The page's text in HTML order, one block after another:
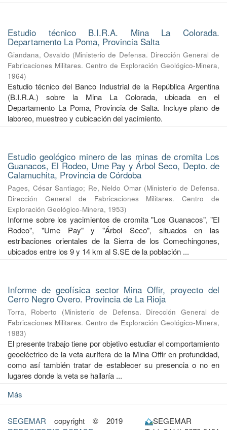
Estudio técnico B.I.R.A. Mina La Colorada.
Departamento La Poma, Provincia Salta
Giandana, Osvaldo (Ministerio de Defensa. Dirección General de
Fabricaciones Militares. Centro de Exploración Geológico-Minera,
1964)
Estudio técnico del Banco Industrial de la República Argentina
(B.I.R.A.) sobre la Mina La Colorada, ubicada en el
Departamento La Poma, Provincia de Salta. Incluye plano de
laboreo, muestreo y cubicación del yacimiento.
Estudio geológico minero de las minas de cromita Los
Guanacos, El Rodeo, Ume Pay y Árbol Seco, Depto. de
Calamuchita, Provincia de Córdoba
Pages, César Santiago; Re, Neldo Omar (Ministerio de Defensa.
Dirección General de Fabricaciones Militares. Centro de
Exploración Geológico-Minera, 1953)
Informe sobre los yacimientos de cromita "Los Guanacos", "El
Rodeo", "Ume Pay" y "Árbol Seco", situados en las
estribaciones orientales de la Sierra de los Comechingones,
ubicados entre los 9 y 14 km al S.SE de la población ...
Informe de geofísica sector Mina Offir, proyecto del
Cerro Negro Overo. Provincia de La Rioja
Torra, Roberto (Ministerio de Defensa. Dirección General de
Fabricaciones Militares. Centro de Exploración Geológico-Minera,
1983)
El presente trabajo tiene por objetivo estudiar el comportamiento
geoeléctrico de la veta aurífera de la Mina Offir en profundidad,
como así también tratar de establecer su presencia o no en
lugares donde la veta se hallaría ...
Más
SEGEMAR copyright © 2019
SEGEMAR